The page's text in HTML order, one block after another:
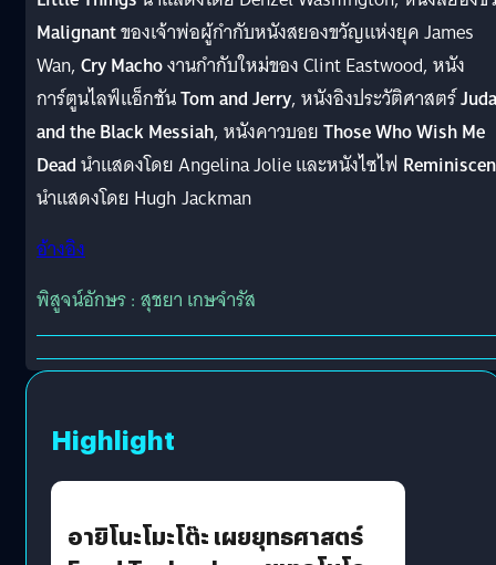
Malignantของเจ้าพ่อผู้กำกับหนังสยองขวัญแห่งยุค James
Wan, Cry Machoงานกำกับใหม่ของ Clint Eastwood, หนัง
การ์ตูนไลฟ์แอ็กชันTom and Jerry, หนังอิงประวัติศาสตร์
and the Black Messiah, หนังคาวบอยThose Who Wish Me
Deadนำแสดงโดย Angelina Jolie และหนังไซไฟ
นำแสดงโดย Hugh Jackman
อ้างอิง
พิสูจน์อักษร : สุชยา เกษจำรัส
Highlight
อายิโนะโมะโต๊ะ เผยยุทธศาสตร์